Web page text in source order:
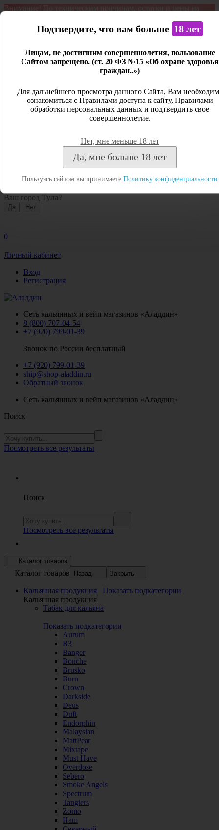
Внимание! По техническим причинам, остатки и цены на
является демонстрационным. Дистанционная продажа не
Открыть сайдбар
Личный кабинет
Закрыть
Посмотреть все результаты
Ваш город Тула ?
0
Личный кабинет
Вход
Регистрация
Сеть кальянных и вейп магазинов «Аладдин»
8 (800) 707-04-54
+7 (920) 799-01-39
Звонок по России бесплатный
+7 (920) 799-01-39
ship@shop-aladdin.ru
Обратный звонок
Сеть кальянных и вейп магазинов «Аладдин»
Поиск
Посмотреть все результаты
Поиск
Посмотреть все результаты
Каталог товаров
Каталог товаров Назад Закрыть
Кальянная продукция
Показать подкатегории
Кальянная продукция
Табак для кальяна
Показать подкатегории
Aurum
B3
Banger
Bonche
Brusko
Burn
Crown
Darkside
Deus
Duft
Endorphin
Malaysian
MattPear
Mixtape
Must Have
Overdose
Sebero
Smoke Angels
Spectrum
Tangiers
Zomo
Наш
Подтвердите, что вам больше 18 лет
Лицам, не достигшим совершеннолетия, пользование
Сайтом запрещено. (ст. 20 ФЗ №15 «Об охране здоровья
граждан..»)
Для дальнейшего просмотра данного Сайта, Вам
ознакомиться с Правилами доступа к сайту, Правилами
обработки персональных данных и подтвердить свое
совершеннолетие.
Нет, мне меньше 18 лет
Да, мне больше 18 лет
Пользуясь сайтом вы принимаете Политику конфиденциальности